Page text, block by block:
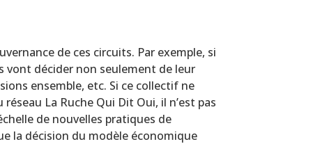
de ces circuits. Par exemple, si
vont décider non seulement de leur
ensemble, etc. Si ce collectif ne
La Ruche Qui Dit Oui, il n’est pas
de nouvelles pratiques de
la décision du modèle économique